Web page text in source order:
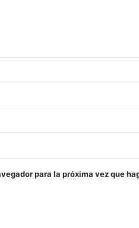
para la próxima vez que